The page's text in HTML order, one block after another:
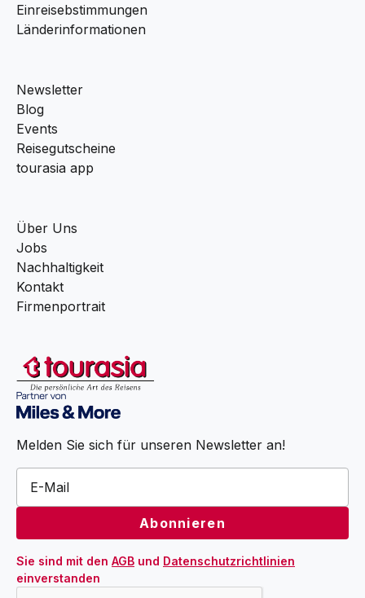
Einreisebstimmungen
Länderinformationen
Newsletter
Blog
Events
Reisegutscheine
tourasia app
Über Uns
Jobs
Nachhaltigkeit
Kontakt
Firmenportrait
Melden Sie sich für unseren Newsletter an!
Sie sind mit den AGB und Datenschutzrichtlinien
einverstanden